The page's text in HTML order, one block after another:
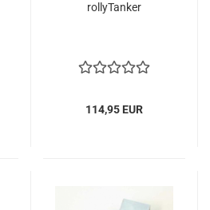
rollyTanker
114,95 EUR